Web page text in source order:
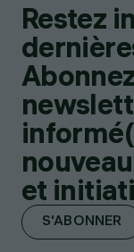
Restez
et
S'ABONNER